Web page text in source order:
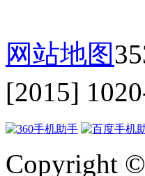
网站地图
[2015]
Copyright